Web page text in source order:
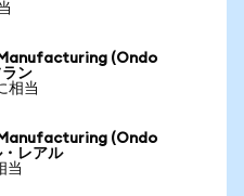
(Ondo
ン
相当
(Ondo
レアル
当